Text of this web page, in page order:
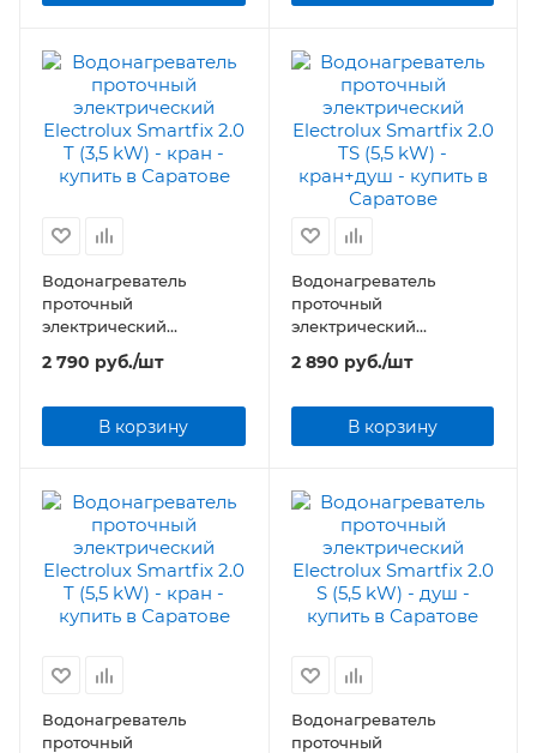
Водонагреватель
проточный
электрический
Electrolux Smartfix 2.0 T
(3,5 kW) - кран
2 790 руб./шт
В корзину
Водонагреватель
проточный
электрический
Electrolux Smartfix 2.0 TS
(5,5 kW) - кран+душ
2 890 руб./шт
В корзину
Водонагреватель
проточный
Водонагреватель
проточный